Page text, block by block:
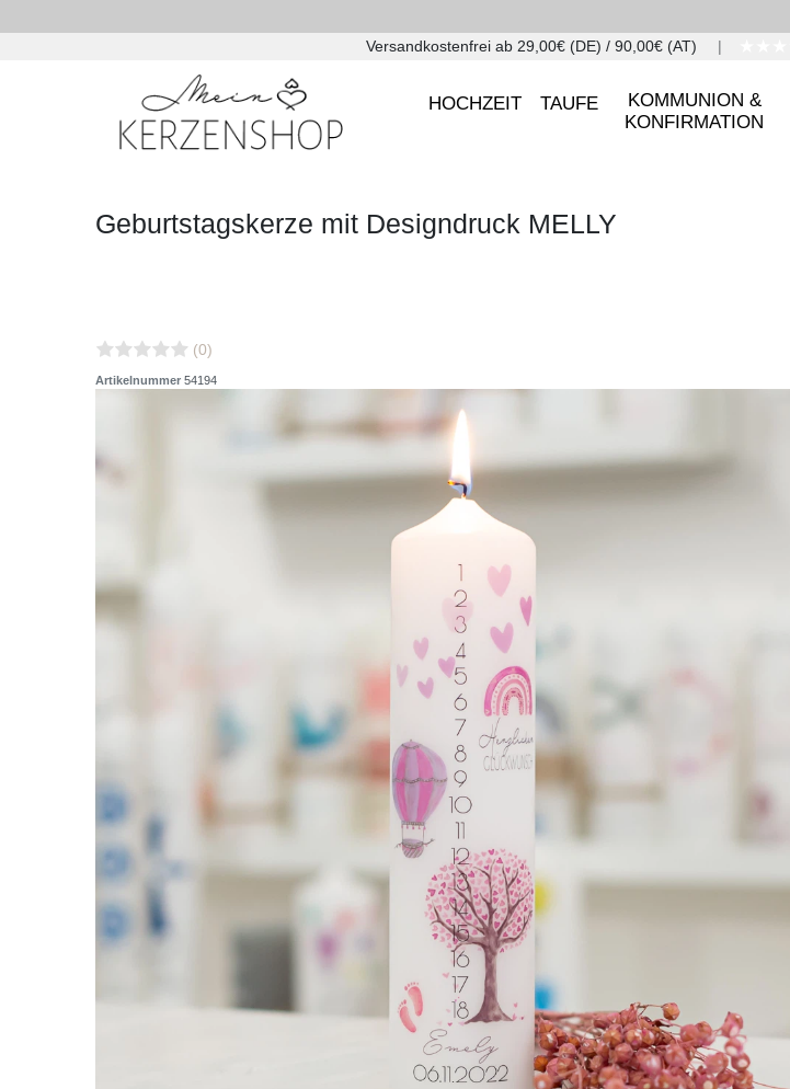
Versandkostenfrei ab 29,00€ (DE) / 90,00€ (AT)
HOCHZEIT TAUFE
KOMMUNION &
KONFIRMATION
Geburtstagskerze mit Designdruck MELLY
(0)
Artikelnummer 54194